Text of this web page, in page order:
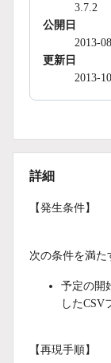
3.7.2
公開日
2013-
更新日
2013-
詳細
【発生条件】
次の条件を満た
予定の開
したCSV
【再現手順】